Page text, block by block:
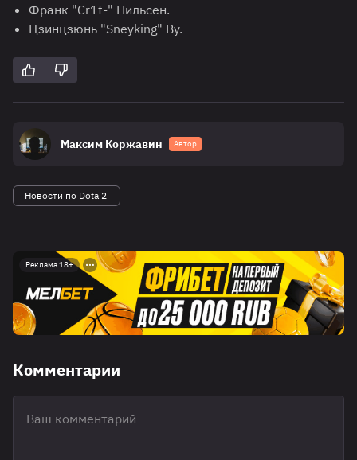
Франк "Cr1t-" Нильсен.
Цзинцзюнь "Sneyking" Ву.
Максим Коржавин Автор
Новости по Dota 2
Реклама 18+
Комментарии